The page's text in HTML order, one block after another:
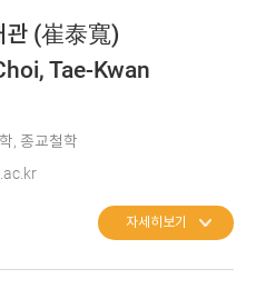
관 (崔泰寬)
Tae-Kwan
, 종교철학
자세히보기